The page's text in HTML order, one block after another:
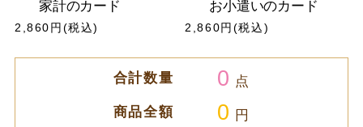
家計のカード
2,860円(税込)
お小遣いのカード
2,860円(税込)
合計数量 0 点
商品全額 0 円